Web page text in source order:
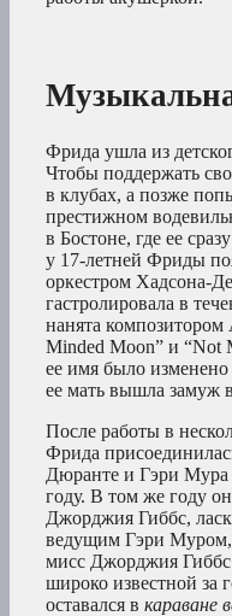
Фрида ушла из
Чтобы поддержать
в клубах, а позже
престижном
в Бостоне, где ее
у 17-летней Фриды
оркестром Хадсона-
гастролировала в
нанята
Minded Moon” и “Not
ее имя было
ее мать вышла замуж
После работы в
Фрида
Дюранте и Гэри Мура
году. В том же году
Джорджия Гиббс,
ведущим Гэри Муром,
мисс Джорджия
широко известной за
оставался в караване